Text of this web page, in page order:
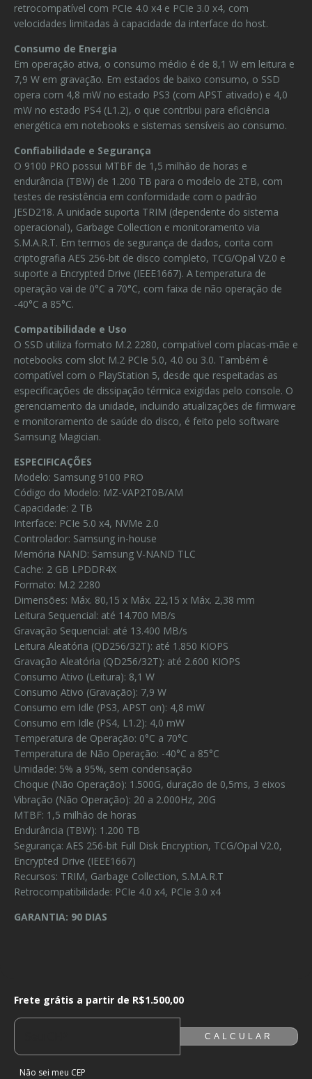
retrocompatível com PCIe 4.0 x4 e PCIe 3.0 x4, com
velocidades limitadas à capacidade da interface do host.
Consumo de Energia
Em operação ativa, o consumo médio é de 8,1 W em leitura e
7,9 W em gravação. Em estados de baixo consumo, o SSD
opera com 4,8 mW no estado PS3 (com APST ativado) e 4,0
mW no estado PS4 (L1.2), o que contribui para eficiência
energética em notebooks e sistemas sensíveis ao consumo.
Confiabilidade e Segurança
O 9100 PRO possui MTBF de 1,5 milhão de horas e
endurância (TBW) de 1.200 TB para o modelo de 2TB, com
testes de resistência em conformidade com o padrão
JESD218. A unidade suporta TRIM (dependente do sistema
operacional), Garbage Collection e monitoramento via
S.M.A.R.T. Em termos de segurança de dados, conta com
criptografia AES 256-bit de disco completo, TCG/Opal V2.0 e
suporte a Encrypted Drive (IEEE1667). A temperatura de
operação vai de 0°C a 70°C, com faixa de não operação de
-40°C a 85°C.
Compatibilidade e Uso
O SSD utiliza formato M.2 2280, compatível com placas-mãe e
notebooks com slot M.2 PCIe 5.0, 4.0 ou 3.0. Também é
compatível com o PlayStation 5, desde que respeitadas as
especificações de dissipação térmica exigidas pelo console. O
gerenciamento da unidade, incluindo atualizações de firmware
e monitoramento de saúde do disco, é feito pelo software
Samsung Magician.
ESPECIFICAÇÕES
Modelo: Samsung 9100 PRO
Código do Modelo: MZ-VAP2T0B/AM
Capacidade: 2 TB
Interface: PCIe 5.0 x4, NVMe 2.0
Controlador: Samsung in-house
Memória NAND: Samsung V-NAND TLC
Cache: 2 GB LPDDR4X
Formato: M.2 2280
Dimensões: Máx. 80,15 x Máx. 22,15 x Máx. 2,38 mm
Leitura Sequencial: até 14.700 MB/s
Gravação Sequencial: até 13.400 MB/s
Leitura Aleatória (QD256/32T): até 1.850 KIOPS
Gravação Aleatória (QD256/32T): até 2.600 KIOPS
Consumo Ativo (Leitura): 8,1 W
Consumo Ativo (Gravação): 7,9 W
Consumo em Idle (PS3, APST on): 4,8 mW
Consumo em Idle (PS4, L1.2): 4,0 mW
Temperatura de Operação: 0°C a 70°C
Temperatura de Não Operação: -40°C a 85°C
Umidade: 5% a 95%, sem condensação
Choque (Não Operação): 1.500G, duração de 0,5ms, 3 eixos
Vibração (Não Operação): 20 a 2.000Hz, 20G
MTBF: 1,5 milhão de horas
Endurância (TBW): 1.200 TB
Segurança: AES 256-bit Full Disk Encryption, TCG/Opal V2.0,
Encrypted Drive (IEEE1667)
Recursos: TRIM, Garbage Collection, S.M.A.R.T
Retrocompatibilidade: PCIe 4.0 x4, PCIe 3.0 x4
GARANTIA: 90 DIAS
Frete grátis a partir deR$1.500,00
ALTERAR CEP
Frete grátis a partir de R$1.500,00
CALCULAR
Não sei meu CEP